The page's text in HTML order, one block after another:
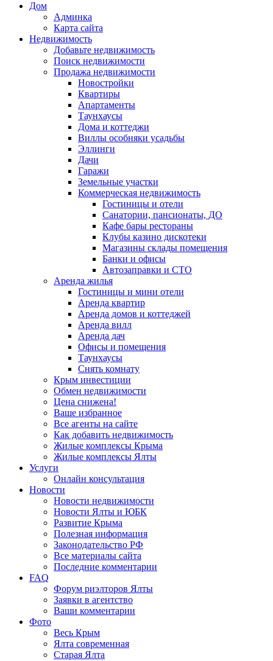
Дом
Админка
Карта сайта
Недвижимость
Добавьте недвижимость
Поиск недвижимости
Продажа недвижимости
Новостройки
Квартиры
Апартаменты
Таунхаусы
Дома и коттеджи
Виллы особняки усадьбы
Эллинги
Дачи
Гаражи
Земельные участки
Коммерческая недвижимость
Гостиницы и отели
Санатории, пансионаты, ДО
Кафе бары рестораны
Клубы казино дискотеки
Магазины склады помещения
Банки и офисы
Автозаправки и СТО
Аренда жилья
Гостиницы и мини отели
Аренда квартир
Аренда домов и коттеджей
Аренда вилл
Аренда дач
Офисы и помещения
Таунхаусы
Снять комнату
Крым инвестиции
Обмен недвижимости
Цена снижена!
Ваше избранное
Все агенты на сайте
Как добавить недвижимость
Жилые комплексы Крыма
Жилые комплексы Ялты
Услуги
Онлайн консультация
Новости
Новости недвижимости
Новости Ялты и ЮБК
Развитие Крыма
Полезная информация
Законодательство РФ
Все материалы сайта
Последние комментарии
FAQ
Форум риэлторов Ялты
Заявки в агентство
Ваши комментарии
Фото
Весь Крым
Ялта современная
Старая Ялта